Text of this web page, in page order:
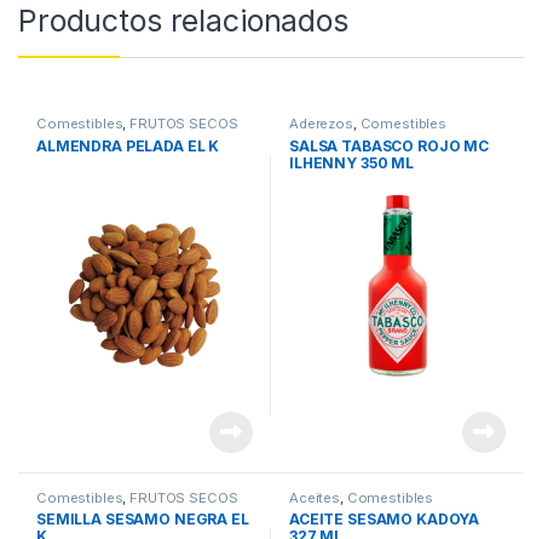
Productos relacionados
Comestibles, FRUTOS SECOS
ALMENDRA PELADA EL K
Aderezos, Comestibles
SALSA TABASCO ROJO MC
ILHENNY 350 ML
Comestibles FRUTOS SECOS
SEMILLA SESAMO NEGRA EL
Aceites Comestibles
ACEITE SESAMO KADOYA